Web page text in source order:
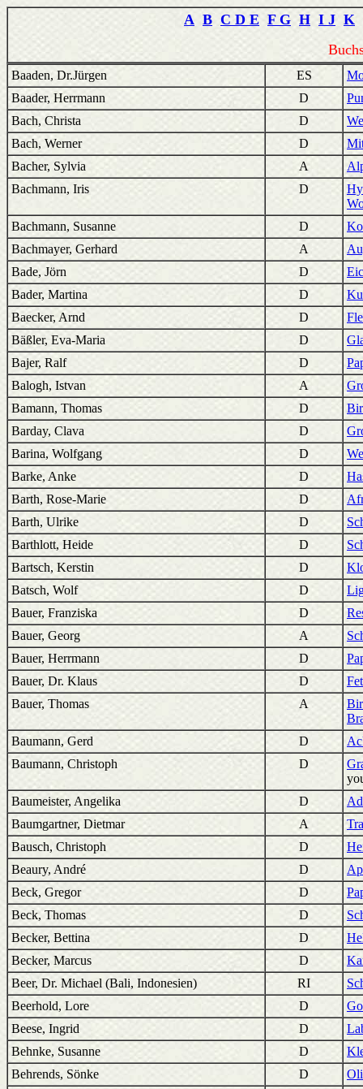
A B C D E F G H I J K
Baaden, Dr.Jürgen ES
Baader, Herrmann
D
Bach, Christa
D
Bach, Werner
D
Bacher, Sylvia
A
Bachmann, Iris
D
Bachmann, Susanne
D
Bachmayer, Gerhard
A
Bade, Jörn
D
Bader, Martina
D
Baecker, Arnd
D
Bäßler, Eva-Maria
D
Bajer, Ralf
D
Balogh, Istvan
A
Bamann, Thomas
D
Barday, Clava
D
Barina, Wolfgang
D
Barke, Anke
D
Barth, Rose-Marie
D
Barth, Ulrike
D
Barthlott, Heide
D
Bartsch, Kerstin
D
Batsch, Wolf
D
Bauer, Franziska
D
Bauer, Georg
A
Bauer, Herrmann
D
Bauer, Dr. Klaus
D
Bauer, Thomas
A
Baumann, Gerd
D
Baumann, Christoph
D
Baumeister, Angelika
D
Baumgartner, Dietmar
A
Bausch, Christoph
D
Beaury, André
D
Beck, Gregor
D
Beck, Thomas
D
Becker, Bettina
D
Becker, Marcus
D
Beer, Dr. Michael (Bali, Indonesien)
RI
Beerhold, Lore
D
Beese, Ingrid
D
Behnke, Susanne
D
Behrends, Sönke
D